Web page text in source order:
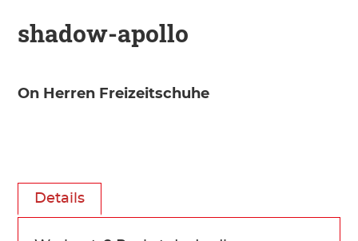
shadow-apollo
On Herren Freizeitschuhe
Details